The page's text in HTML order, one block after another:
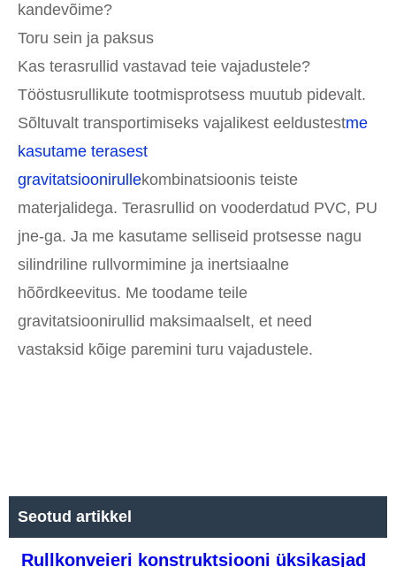
kandevõime?
Toru sein ja paksus
Kas terasrullid vastavad teie vajadustele?
Tööstusrullikute tootmisprotsess muutub pidevalt.
Sõltuvalt transportimiseks vajalikest eeldustestme
kasutame terasest
gravitatsioonirullekombinatsioonis teiste
materjalidega. Terasrullid on vooderdatud PVC, PU
jne-ga. Ja me kasutame selliseid protsesse nagu
silindriline rullvormimine ja inertsiaalne
hõõrdkeevitus. Me toodame teile
gravitatsioonirullid maksimaalselt, et need
vastaksid kõige paremini turu vajadustele.
Seotud artikkel
Rullkonveieri konstruktsiooni üksikasjad